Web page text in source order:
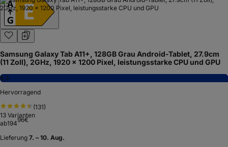
Samsung Galaxy Tab A11+, 128GB Grau Android-Tablet, 27.9cm
(11 Zoll), 2GHz, 1920 x 1200 Pixel, leistungsstarke CPU und GPU
8,3
Hervorragend
(131)
13 Varianten
ab19496€
Lieferung 7. – 10. Aug.